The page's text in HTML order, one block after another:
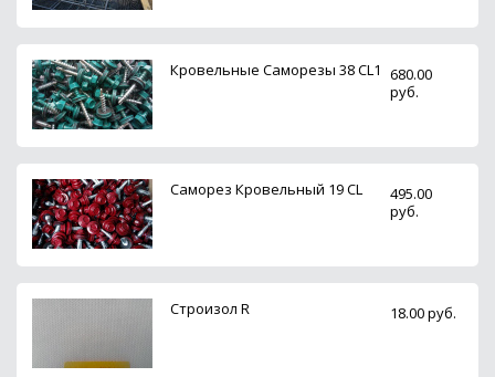
Кровельные Саморезы 38 CL1 680.00
руб.
Саморез Кровельный 19 СL
495.00
руб.
Строизол R 18.00 руб.